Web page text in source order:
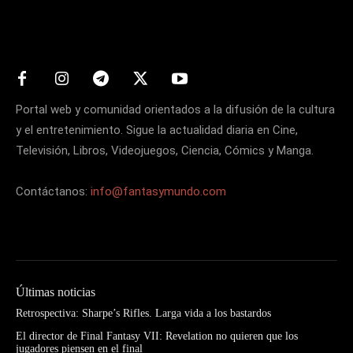
Portal web y comunidad orientados a la difusión de la cultura
y el entretenimiento. Sigue la actualidad diaria en Cine,
Televisión, Libros, Videojuegos, Ciencia, Cómics y Manga.
Contáctanos: info@fantasymundo.com
Últimas noticias
Retrospectiva: Sharpe’s Rifles. Larga vida a los bastardos
El director de Final Fantasy VII: Revelation no quieren que los
jugadores piensen en el final